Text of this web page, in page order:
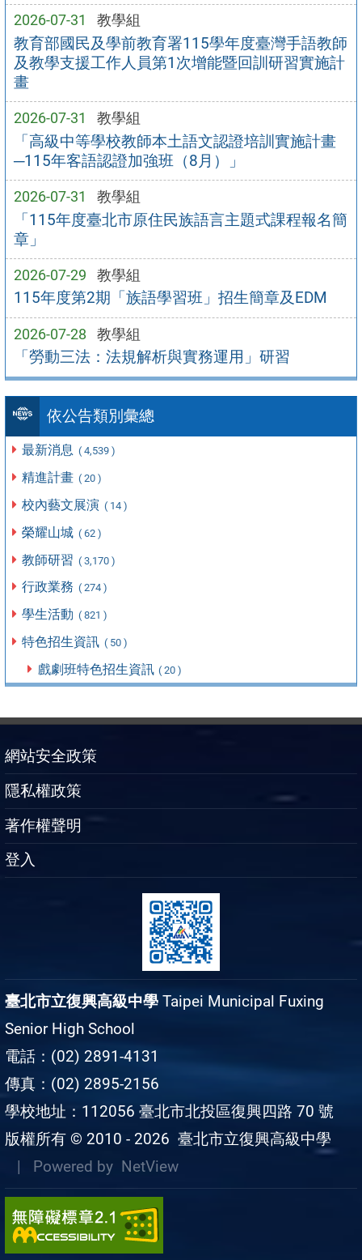
2026-07-31 教學組
教育部國民及學前教育署115學年度臺灣手語教師
及教學支援工作人員第1次增能暨回訓研習實施計
畫
2026-07-31 教學組
「高級中等學校教師本土語文認證培訓實施計畫
─115年客語認證加強班（8月）」
2026-07-31 教學組
「115年度臺北市原住民族語言主題式課程報名簡
章」
2026-07-29 教學組
115年度第2期「族語學習班」招生簡章及EDM
2026-07-28 教學組
「勞動三法：法規解析與實務運用」研習
依公告類別彙總
最新消息 ( 4,539 )
精進計畫 ( 20 )
校內藝文展演 ( 14 )
榮耀山城 ( 62 )
教師研習 ( 3,170 )
行政業務 ( 274 )
學生活動 ( 821 )
特色招生資訊 ( 50 )
戲劇班特色招生資訊 ( 20 )
網站安全政策
隱私權政策
著作權聲明
登入
臺北市立復興高級中學 Taipei Municipal Fuxing
Senior High School
電話：(02) 2891-4131
傳真：(02) 2895-2156
學校地址：112056 臺北市北投區復興四路 70 號
版權所有 © 2010 - 2026 臺北市立復興高級中學
| Powered by NetView